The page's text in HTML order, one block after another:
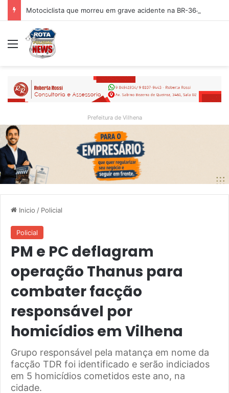
Menu
Prefeitura de Vilhena
Inicio / Policial
Policial
PM e PC deflagram
operação Thanus para
combater facção
responsável por
homicídios em Vilhena
Grupo responsável pela matança em nome da
facção TDR foi identificado e serão indiciados
em 5 homicídios cometidos este ano, na
cidade.